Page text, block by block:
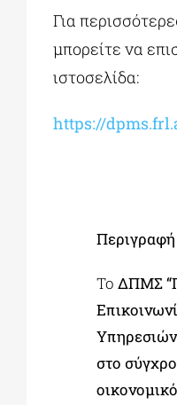
Για
μπορείτε να
ιστοσελίδα:
https://
Περιγραφή
ΤοΔΠΜΣ
στο